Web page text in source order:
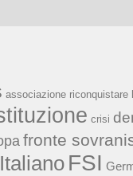
associazione riconquistare
crisi
fronte
FSI